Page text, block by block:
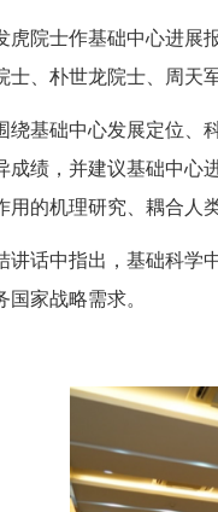
士作基础中心进展报
士、朴世龙院士、周
础中心发展定位、科
成绩，并建议基础中心
用的机理研究、耦合人
中指出，基础科学中
家战略需求。